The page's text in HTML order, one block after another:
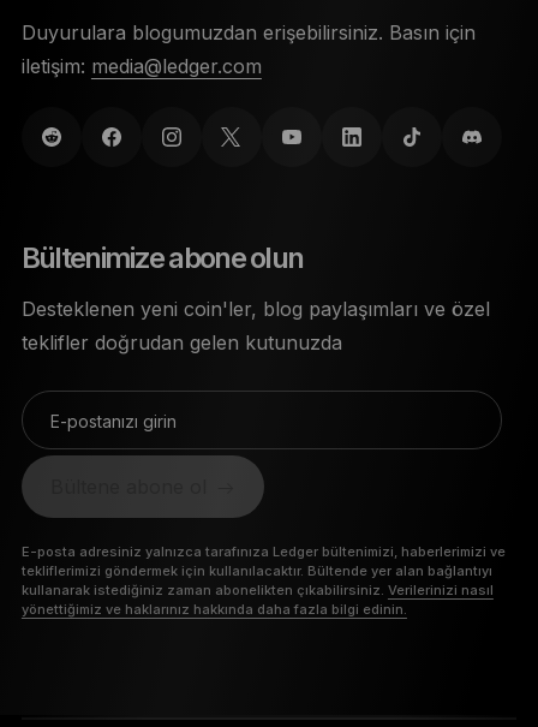
Duyurulara blogumuzdan erişebilirsiniz. Basın için
iletişim: media@ledger.com
Bültenimize abone olun
Desteklenen yeni coin'ler, blog paylaşımları ve özel
teklifler doğrudan gelen kutunuzda
E-postanızı girin
E-posta adresiniz yalnızca tarafınıza Ledger bültenimizi, haberlerimizi ve
tekliflerimizi göndermek için kullanılacaktır. Bültende yer alan bağlantıyı
kullanarak istediğiniz zaman abonelikten çıkabilirsiniz. Verilerinizi nasıl
yönettiğimiz ve haklarınız hakkında daha fazla bilgi edinin.